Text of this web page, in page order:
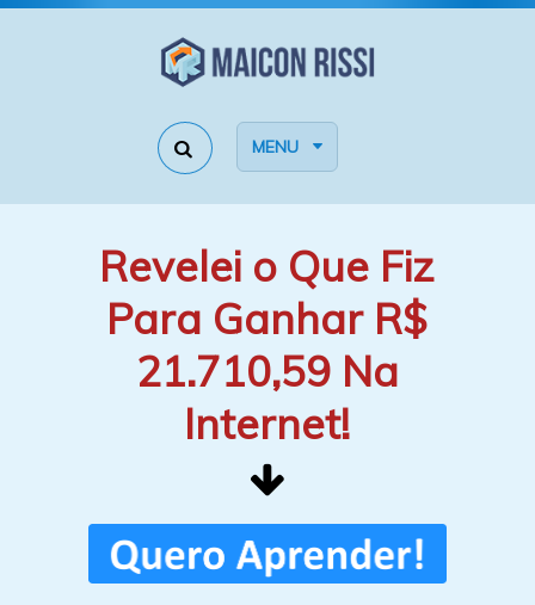
MENU
Revelei o Que Fiz
Para Ganhar R$
21.710,59 Na
Internet!